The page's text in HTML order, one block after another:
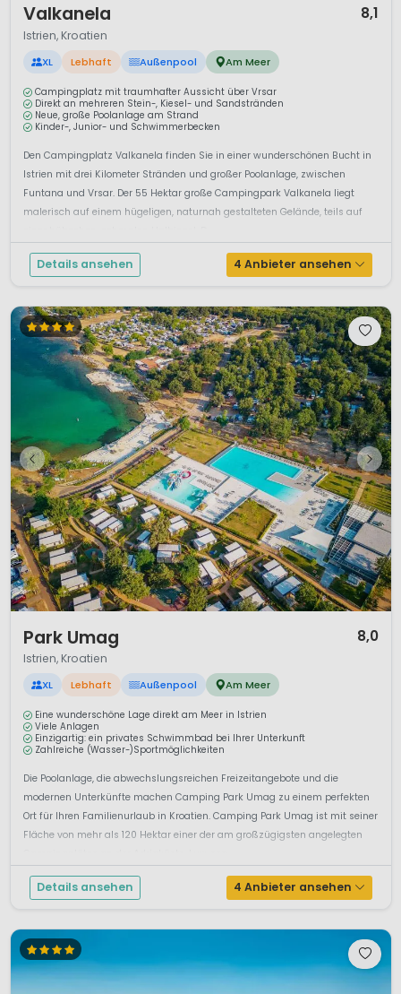
Valkanela 8,1
Istrien, Kroatien
XL Lebhaft Außenpool Am Meer
Campingplatz mit traumhafter Aussicht über Vrsar
Direkt an mehreren Stein-, Kiesel- und Sandstränden
Neue, große Poolanlage am Strand
Kinder-, Junior- und Schwimmerbecken
Den Campingplatz Valkanela finden Sie in einer wunderschönen Bucht in
Istrien mit drei Kilometer Stränden und großer Poolanlage, zwischen
Funtana und Vrsar. Der 55 Hektar große Campingpark Valkanela liegt
malerisch auf einem hügeligen, naturnah gestalteten Gelände, teils auf
Details ansehen 4 Anbieter ansehen
Park Umag 8,0
Istrien, Kroatien
XL Lebhaft Außenpool Am Meer
Eine wunderschöne Lage direkt am Meer in Istrien
Viele Anlagen
Einzigartig: ein privates Schwimmbad bei Ihrer Unterkunft
Zahlreiche (Wasser-)Sportmöglichkeiten
Die Poolanlage, die abwechslungsreichen Freizeitangebote und die
modernen Unterkünfte machen Camping Park Umag zu einem perfekten
Ort für Ihren Familienurlaub in Kroatien. Camping Park Umag ist mit seiner
Fläche von mehr als 120 Hektar einer der am großzügigsten angelegten
Details ansehen 4 Anbieter ansehen